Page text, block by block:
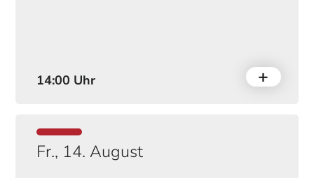
14:00 Uhr
Fr., 14. August